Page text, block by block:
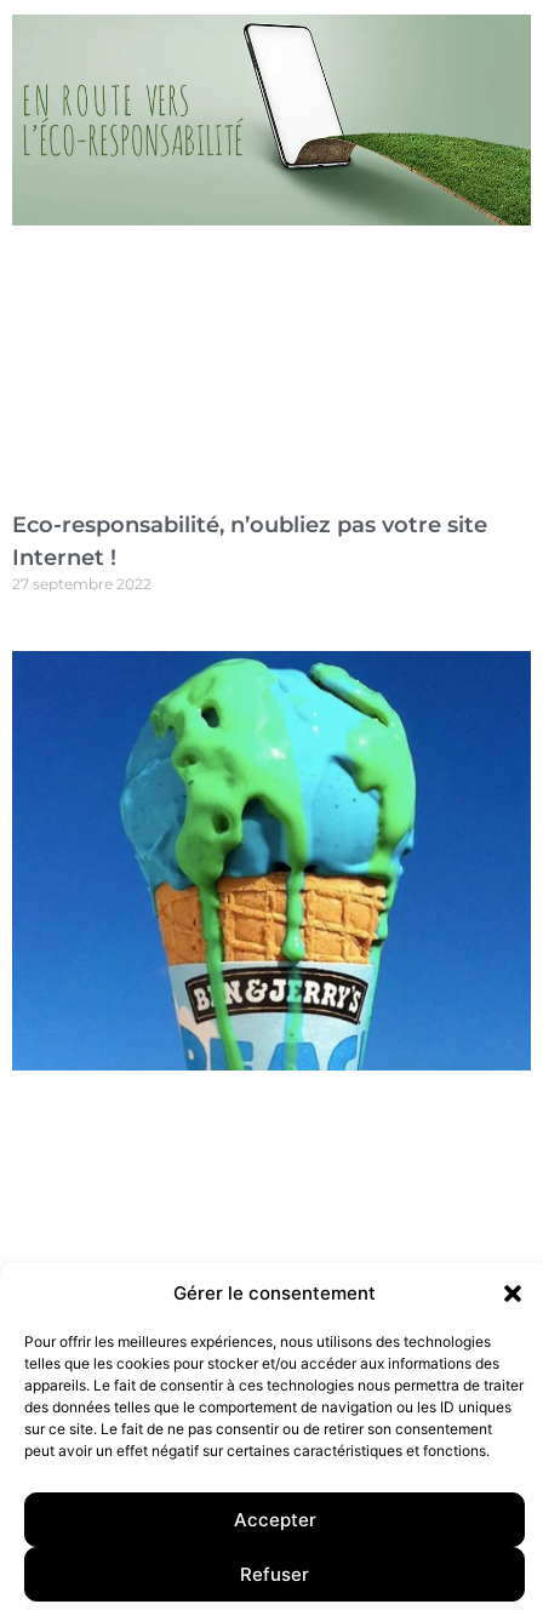
Gérer le consentement
Pour offrir les meilleures expériences, nous utilisons des technologies
telles que les cookies pour stocker et/ou accéder aux informations des
appareils. Le fait de consentir à ces technologies nous permettra de traiter
des données telles que le comportement de navigation ou les ID uniques
sur ce site. Le fait de ne pas consentir ou de retirer son consentement
peut avoir un effet négatif sur certaines caractéristiques et fonctions.
Accepter
Refuser
Eco-responsabilité, n’oubliez pas votre site
Internet !
27 septembre 2022
Les marques doivent-elles être engagées ?
19 juillet 2022
Données Personnelles